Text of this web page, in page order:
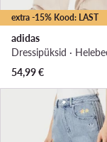
extra -15% Kood: LAST
adidas
54,99€